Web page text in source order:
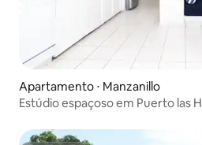
Apartamento ⋅ Manzanillo
Estúdio espaçoso em Puerto las